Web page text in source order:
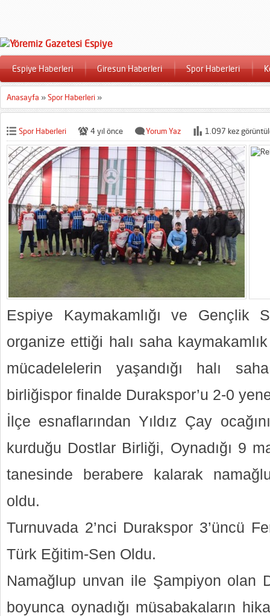
Espiye Haberleri Giresun Haberleri Spor Haberleri
Anasayfa »Spor Haberleri »
Spor Haberleri 4 yıl önce Yorum Yaz 1.097 kez
Espiye Kaymakamlığı ve Gençlik
organize ettiği halı saha
mücadelelerin yaşandığı halı
birliğispor finalde Durakspor’u 2-0
İlçe esnaflarından Yıldız Çay
kurduğu Dostlar Birliği, Oynadığı 9
tanesinde berabere kalarak
oldu.
Turnuvada 2’nci Durakspor 3’üncü
Türk Eğitim-Sen Oldu.
Namağlup unvan ile Şampiyon olan
boyunca oynadığı müsabakaların